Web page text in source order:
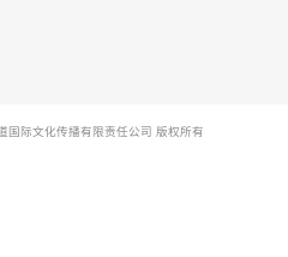
际文化传播有限责任公司 版权所有